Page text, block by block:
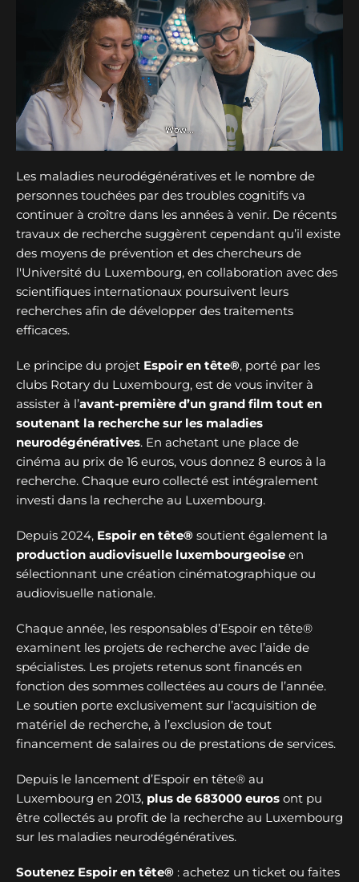
Les maladies neurodégénératives et le nombre de
personnes touchées par des troubles cognitifs va
continuer à croître dans les années à venir. De récents
travaux de recherche suggèrent cependant qu’il existe
des moyens de prévention et des chercheurs de
l'Université du Luxembourg, en collaboration avec des
scientifiques internationaux poursuivent leurs
recherches afin de développer des traitements
efficaces.
Le principe du projet Espoir en tête®, porté par les
clubs Rotary du Luxembourg, est de vous inviter à
assister à l’avant-première d’un grand film tout en
soutenant la recherche sur les maladies
neurodégénératives. En achetant une place de
cinéma au prix de 16 euros, vous donnez 8 euros à la
recherche. Chaque euro collecté est intégralement
investi dans la recherche au Luxembourg.
Depuis 2024, Espoir en tête® soutient également la
production audiovisuelle luxembourgeoise en
sélectionnant une création cinématographique ou
audiovisuelle nationale.
Chaque année, les responsables d’Espoir en tête®
examinent les projets de recherche avec l’aide de
spécialistes. Les projets retenus sont financés en
fonction des sommes collectées au cours de l’année.
Le soutien porte exclusivement sur l’acquisition de
matériel de recherche, à l’exclusion de tout
financement de salaires ou de prestations de services.
Depuis le lancement d’Espoir en tête® au
Luxembourg en 2013, plus de 683000 euros ont pu
être collectés au profit de la recherche au Luxembourg
sur les maladies neurodégénératives.
Soutenez Espoir en tête® : achetez un ticket ou faites